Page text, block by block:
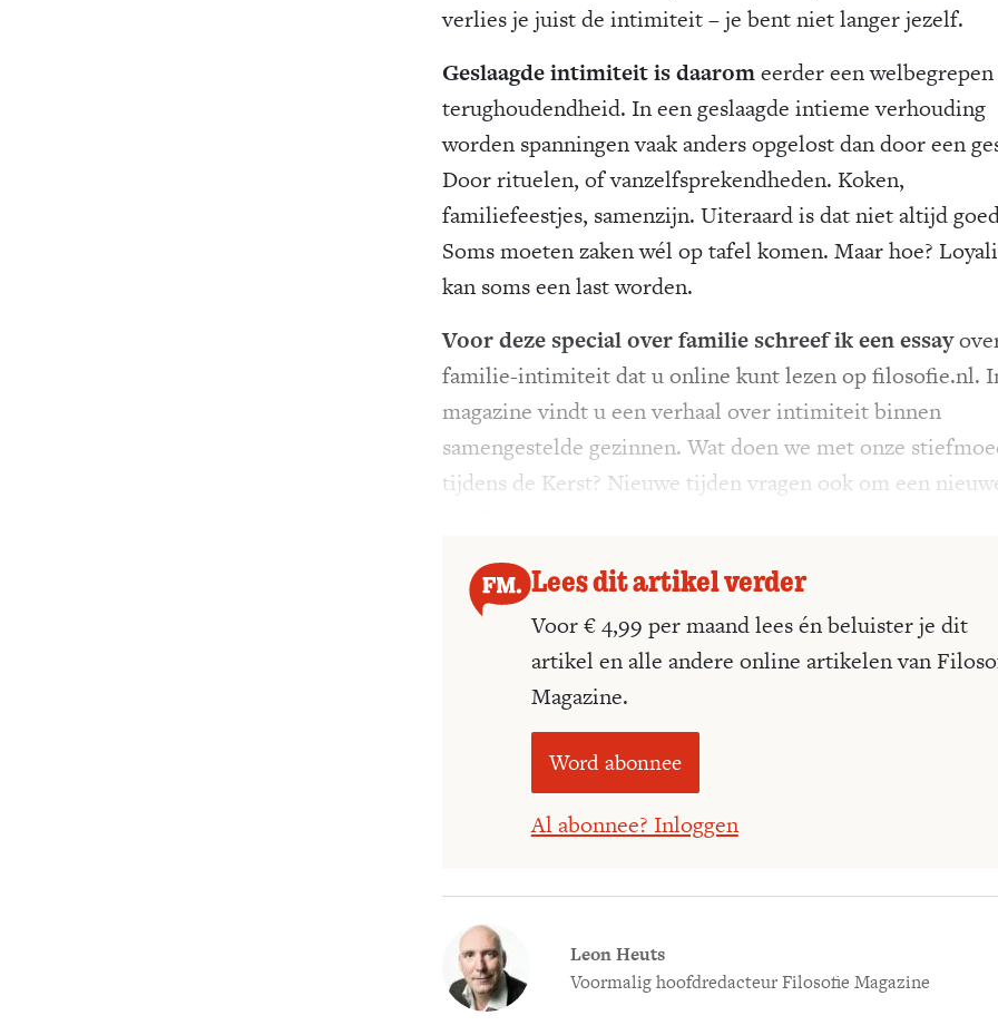
verlies je juist de intimiteit – je bent niet langer jezelf.
Geslaagde intimiteit is daaromeerder een welbegrepen
terughoudendheid. In een geslaagde intieme verhouding
worden spanningen vaak anders opgelost dan door een
Door rituelen, of vanzelfsprekendheden. Koken,
familiefeestjes, samenzijn. Uiteraard is dat niet altijd
Soms moeten zaken wél op tafel komen. Maar hoe?
kan soms een last worden.
Voor deze special over familie schreef ik een essay
familie-intimiteit dat u online kunt lezen op filosofie.nl.
magazine vindt u een verhaal over intimiteit binnen
samengestelde gezinnen. Wat doen we met onze
tijdens de Kerst? Nieuwe tijden vragen ook om een
Lees dit artikel verder
Voor € 4,99 per maand lees én beluister je dit
artikel en alle andere online artikelen van
Magazine.
Word abonnee
Al abonnee? Inloggen
Leon Heuts
Voormalig hoofdredacteur Filosofie Magazine